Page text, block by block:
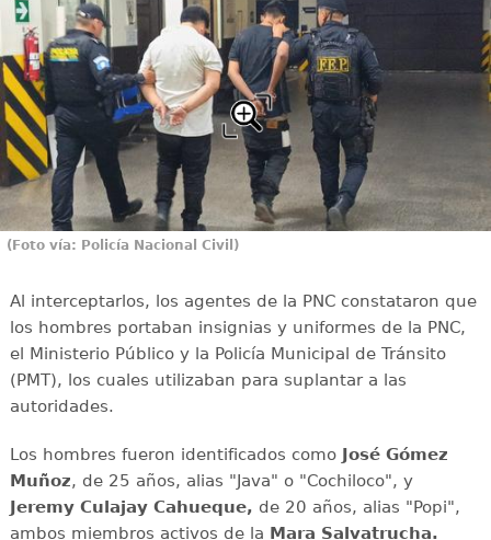
(Foto vía: Policía Nacional Civil)
Al interceptarlos, los agentes de la PNC constataron que
los hombres portaban insignias y uniformes de la PNC,
el Ministerio Público y la Policía Municipal de Tránsito
(PMT), los cuales utilizaban para suplantar a las
autoridades.
Los hombres fueron identificados como José Gómez
Muñoz, de 25 años, alias "Java" o "Cochiloco", y
Jeremy Culajay Cahueque, de 20 años, alias "Popi",
ambos miembros activos de la Mara Salvatrucha.